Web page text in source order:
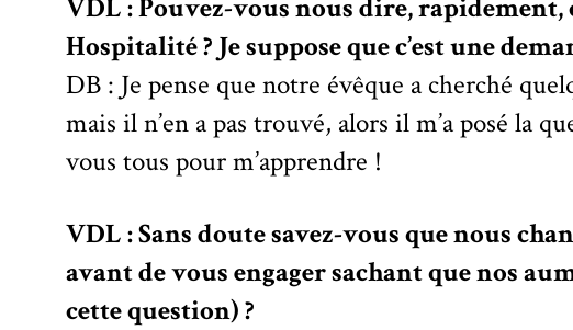
VDL : Pouvez-vous nous dire,
Hospitalité ? Je suppose que c’est une
DB : Je pense que notre évêque a cherché
mais il n’en a pas trouvé, alors il m’a posé la
vous tous pour m’apprendre !
VDL : Sans doute savez-vous que nous
avant de vous engager sachant que nos
cette question) ?